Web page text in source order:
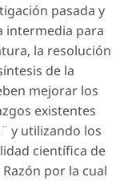
pasada y
intermedia para
la resolución
de la
mejorar los
existentes
y utilizando los
científica de
por la cual